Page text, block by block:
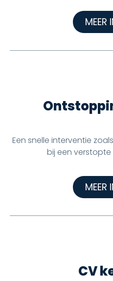
MEER
Een snelle interventie
bij een
MEER
CV